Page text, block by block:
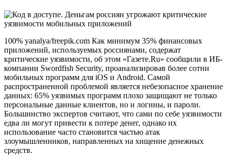
100% yanalya/freepik.com Как минимум 35% финансовых
приложений, используемых россиянами, содержат
критические уязвимости, об этом «Газете.Ru» сообщили в ИБ-
компании Swordfish Security, проанализировав более сотни
мобильных программ для iOS и Android. Самой
распространенной проблемой является небезопасное хранение
данных: 65% уязвимых программ плохо защищают не только
персональные данные клиентов, но и логины, и пароли.
Большинство экспертов считают, что сами по себе уязвимости
едва ли могут привести к потере денег, однако их
использование часто становится частью атак
злоумышленников, направленных на хищение денежных
средств.